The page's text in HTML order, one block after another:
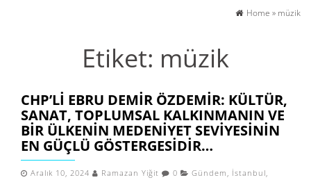
Home » müzik
Etiket: müzik
CHP’LI EBRU DEMIR ÖZDEMIR: KÜLTÜR,
SANAT, TOPLUMSAL KALKINMANIN VE
BIR ÜLKENIN MEDENIYET SEVIYESININ
EN GÜÇLÜ GÖSTERGESIDIR…
Aralık 10, 2024 Ramazan Yiğit 0 Gündem , İstanbul,